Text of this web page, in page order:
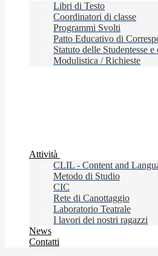
Libri di Testo
Coordinatori di classe
Programmi Svolti
Patto Educativo di
Statuto delle Studentesse
Modulistica / Richieste
Attività
CLIL - Content and
Metodo di Studio
CIC
Rete di Canottaggio
Laboratorio Teatrale
I lavori dei nostri ragazzi
News
Contatti